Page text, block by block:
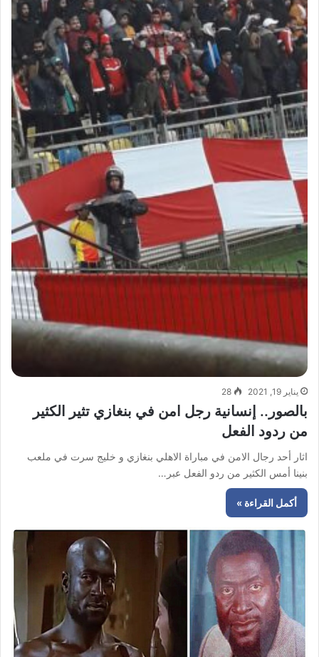
يناير 19, 2021 28
بالصور.. إنسانية رجل امن في بنغازي تثير الكثير
من ردود الفعل
اثار أحد رجال الامن في مباراة الاهلي بنغازي و خليج سرت في ملعب
بنينا أمس الكثير من ردو الفعل عبر…
أكمل القراءة »